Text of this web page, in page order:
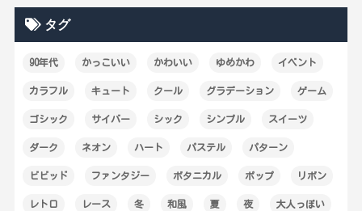
タグ
90年代 かっこいい かわいい ゆめかわ イベント
カラフル キュート クール グラデーション ゲーム
ゴシック サイバー シック シンプル スイーツ
ダーク ネオン ハート パステル パターン
ビビッド ファンタジー ボタニカル ポップ リボン
レトロ レース 冬 和風 夏 夜 大人っぽい